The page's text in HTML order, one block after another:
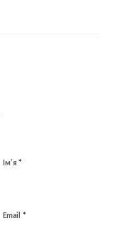
Ім'я *
Email *